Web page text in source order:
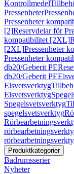
Kontrollmedel
Pressenheter
Pressenheter
[2]Reservdelar för
kompatibilitet [2XL]
[2XL]Pressenheter
Pressenheter
db20/Geberit PE
db20/Geberit PE
Elsvetsverktyg
Elsvetsverktyg
Spegelsvetsverktyg
spegelsvetsverktyg
Produktkategorier
Badrumsserier
Nyheter